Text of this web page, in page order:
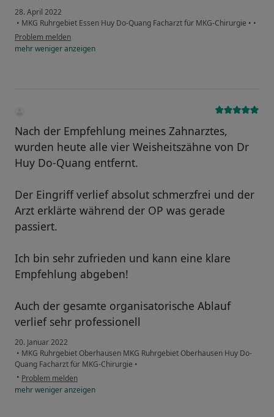
28. April 2022
• MKG Ruhrgebiet Essen Huy Do-Quang Facharzt für MKG-Chirurgie • •
Problem melden
mehrwenigeranzeigen
Nach der Empfehlung meines Zahnarztes,
wurden heute alle vier Weisheitszähne von Dr
Huy Do-Quang entfernt.
Der Eingriff verlief absolut schmerzfrei und der
Arzt erklärte während der OP was gerade
passiert.
Ich bin sehr zufrieden und kann eine klare
Empfehlung abgeben!
Auch der gesamte organisatorische Ablauf
verlief sehr professionell
20. Januar 2022
• MKG Ruhrgebiet Oberhausen MKG Ruhrgebiet Oberhausen Huy Do-
Quang Facharzt für MKG-Chirurgie •
• Problem melden
mehrwenigeranzeigen